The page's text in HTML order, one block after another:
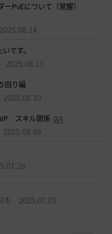
PvEについて（覚醒）
2025.08.14
です。
2025.08.13
回り編
2025.08.10
スキル関係
2025.08.09
本 2025.07.03